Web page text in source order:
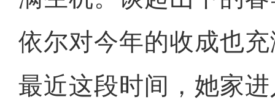
依尔对今年的收成也
最近这段时间，她家